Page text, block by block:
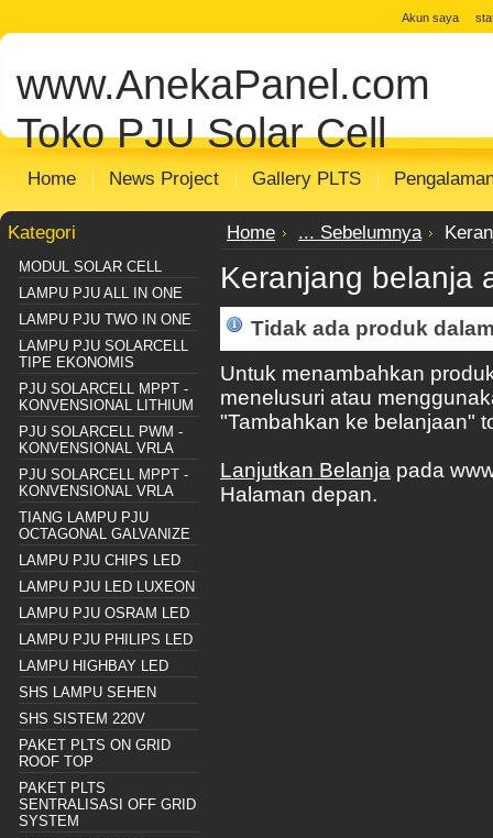
Distributor Solar Cell
Panel
panel surya Distributor PJU Surya
Sentralisasi Distributor SHS SISTEM
Akun saya
www.AnekaPanel.com
Toko PJU Solar Cell
Home News Project Gallery PLTS
Kategori
MODUL SOLAR CELL
LAMPU PJU ALL IN ONE
LAMPU PJU TWO IN ONE
LAMPU PJU SOLARCELL
TIPE EKONOMIS
PJU SOLARCELL MPPT -
KONVENSIONAL LITHIUM
PJU SOLARCELL PWM -
KONVENSIONAL VRLA
PJU SOLARCELL MPPT -
KONVENSIONAL VRLA
TIANG LAMPU PJU
OCTAGONAL GALVANIZE
LAMPU PJU CHIPS LED
LAMPU PJU LED LUXEON
LAMPU PJU OSRAM LED
LAMPU PJU PHILIPS LED
LAMPU HIGHBAY LED
SHS LAMPU SEHEN
SHS SISTEM 220V
PAKET PLTS ON GRID
ROOF TOP
PAKET PLTS
SENTRALISASI OFF GRID
SYSTEM
Home ... Sebelumnya
Keranjang belanja
Tidak ada produk
Untuk menambahkan
menelusuri atau
"Tambahkan ke belanjaan"
Lanjutkan Belanja pada
Halaman depan.